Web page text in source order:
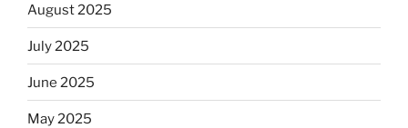
August 2025
July 2025
June 2025
May 2025